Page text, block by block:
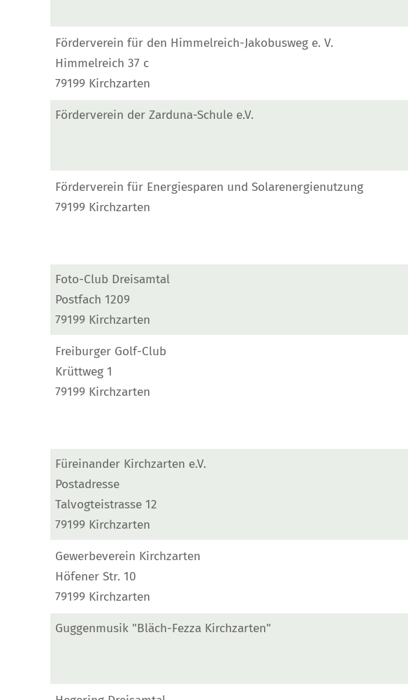
Förderverein für den Himmelreich-Jakobusweg e. V.
Himmelreich 37 c
79199 Kirchzarten
Förderverein der Zarduna-Schule e.V.
Förderverein für Energiesparen und Solarenergienutzung
79199 Kirchzarten
Foto-Club Dreisamtal
Postfach 1209
79199 Kirchzarten
Freiburger Golf-Club
Krüttweg 1
79199 Kirchzarten
Füreinander Kirchzarten e.V.
Postadresse
Talvogteistrasse 12
79199 Kirchzarten
Gewerbeverein Kirchzarten
Höfener Str. 10
79199 Kirchzarten
Guggenmusik "Bläch-Fezza Kirchzarten"